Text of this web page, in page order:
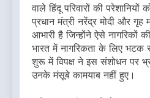
वाले हिंदू परिवारों की
प्रधान मंत्री नरेंद्र मोदी और गृह
आभारी है जिन्होंने ऐसे नागरिकों
भारत में नागरिकता के लिए भटक
शुरू में विपक्ष ने इस संशोधन पर
उनके मंसूबे कामयाब नहीं हुए।